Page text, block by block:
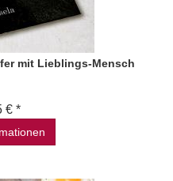
mit Lieblings-Mensch
€ *